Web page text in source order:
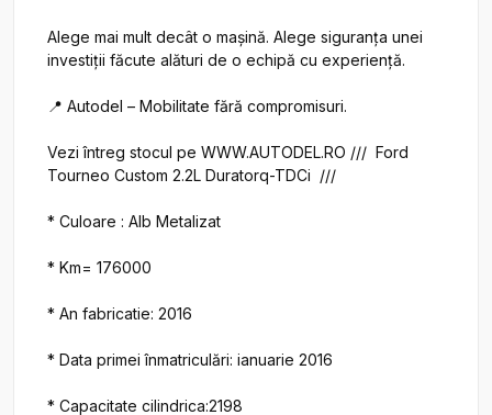
Alege mai mult decât o mașină. Alege siguranța unei
investiții făcute alături de o echipă cu experiență.
📍 Autodel – Mobilitate fără compromisuri.
Vezi întreg stocul pe WWW.AUTODEL.RO ///  Ford
Tourneo Custom 2.2L Duratorq-TDCi  ///
* Culoare : Alb Metalizat
* Km= 176000
* An fabricatie: 2016
* Data primei înmatriculări: ianuarie 2016
* Capacitate cilindrica:2198